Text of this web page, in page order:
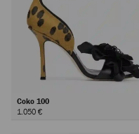
Coko 100
1.050 €